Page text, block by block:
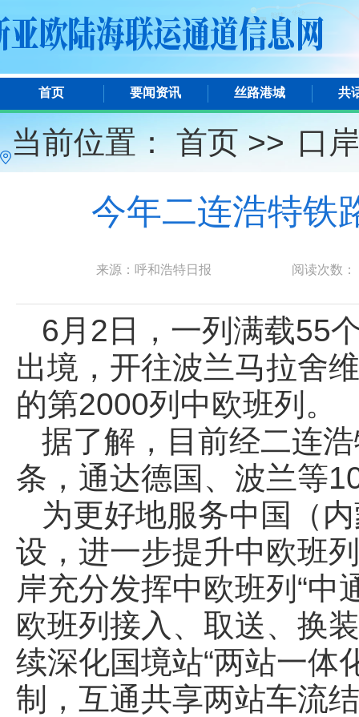
首页 要闻资讯 丝路港城 共
当前位置：首页 >> 口
今年二连浩特铁
来源：呼和浩特日报 阅读次数：
6月2日，一列满载55
出境，开往波兰马拉舍
的第2000列中欧班列。
据了解，目前经二连
条，通达德国、波兰等
为更好地服务中国（
设，进一步提升中欧班
岸充分发挥中欧班列“中
欧班列接入、取送、换
续深化国境站“两站一体
制，互通共享两站车流